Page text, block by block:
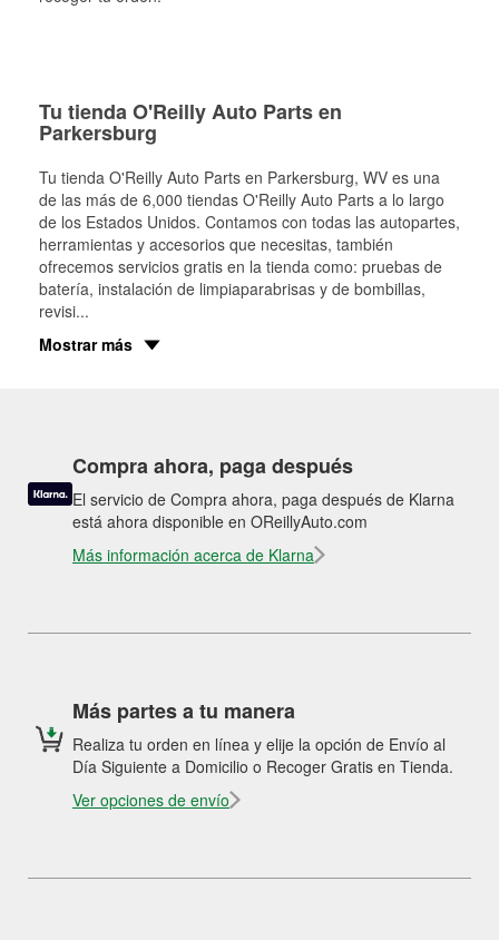
Tu tienda O'Reilly Auto Parts en
Parkersburg
Tu tienda O'Reilly Auto Parts en Parkersburg, WV es una
de las más de 6,000 tiendas O'Reilly Auto Parts a lo largo
de los Estados Unidos. Contamos con todas las autopartes,
herramientas y accesorios que necesitas, también
ofrecemos servicios gratis en la tienda como: pruebas de
batería, instalación de limpiaparabrisas y de bombillas,
revisi...
Mostrar más
Compra ahora, paga después
El servicio de Compra ahora, paga después de Klarna
está ahora disponible en OReillyAuto.com
Más información acerca de Klarna
Más partes a tu manera
Realiza tu orden en línea y elije la opción de Envío al
Día Siguiente a Domicilio o Recoger Gratis en Tienda.
Ver opciones de envío